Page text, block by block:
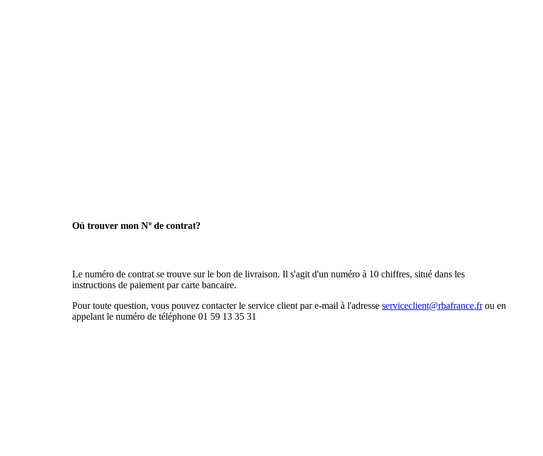
Oú trouver mon Nº de contrat?
Le numéro de contrat se trouve sur le bon de livraison. Il s'agit d'un numéro à 10 chiffres, situé dans les
instructions de paiement par carte bancaire.
Pour toute question, vous pouvez contacter le service client par e-mail à l'adresse serviceclient@rbafrance.frou en
appelant le numéro de téléphone 01 59 13 35 31